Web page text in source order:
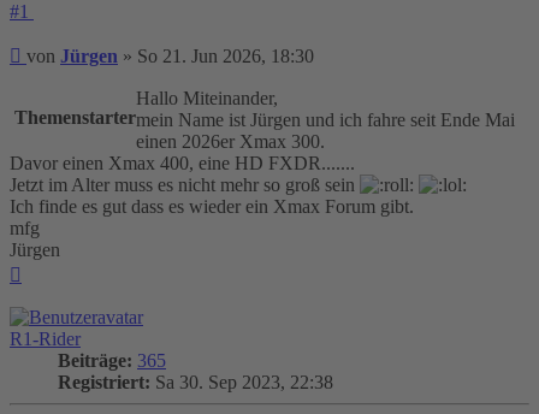
#1
Beitrag
von Jürgen » So 21. Jun 2026, 18:30
Themenstarter
Hallo Miteinander,
mein Name ist Jürgen und ich fahre seit Ende Mai
einen 2026er Xmax 300.
Davor einen Xmax 400, eine HD FXDR.......
Jetzt im Alter muss es nicht mehr so groß sein
Ich finde es gut dass es wieder ein Xmax Forum gibt.
mfg
Jürgen
R1-Rider
Beiträge: 365
Registriert: Sa 30. Sep 2023, 22:38